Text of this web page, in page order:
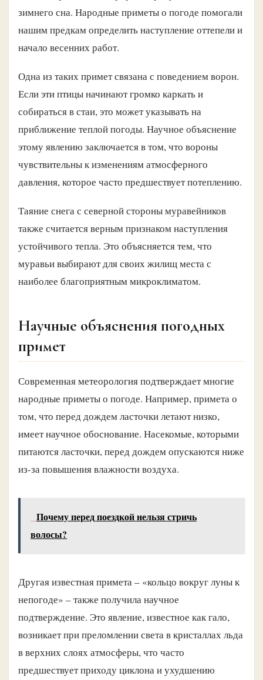
зимнего сна. Народные приметы о погоде помогали
нашим предкам определить наступление оттепели и
начало весенних работ.
Одна из таких примет связана с поведением ворон.
Если эти птицы начинают громко каркать и
собираться в стаи, это может указывать на
приближение теплой погоды. Научное объяснение
этому явлению заключается в том, что вороны
чувствительны к изменениям атмосферного
давления, которое часто предшествует потеплению.
Таяние снега с северной стороны муравейников
также считается верным признаком наступления
устойчивого тепла. Это объясняется тем, что
муравьи выбирают для своих жилищ места с
наиболее благоприятным микроклиматом.
Научные объяснения погодных
примет
Современная метеорология подтверждает многие
народные приметы о погоде. Например, примета о
том, что перед дождем ласточки летают низко,
имеет научное обоснование. Насекомые, которыми
питаются ласточки, перед дождем опускаются ниже
из-за повышения влажности воздуха.
Почему перед поездкой нельзя стричь
волосы?
Другая известная примета – «кольцо вокруг луны к
непогоде» – также получила научное
подтверждение. Это явление, известное как гало,
возникает при преломлении света в кристаллах льда
в верхних слоях атмосферы, что часто
предшествует приходу циклона и ухудшению